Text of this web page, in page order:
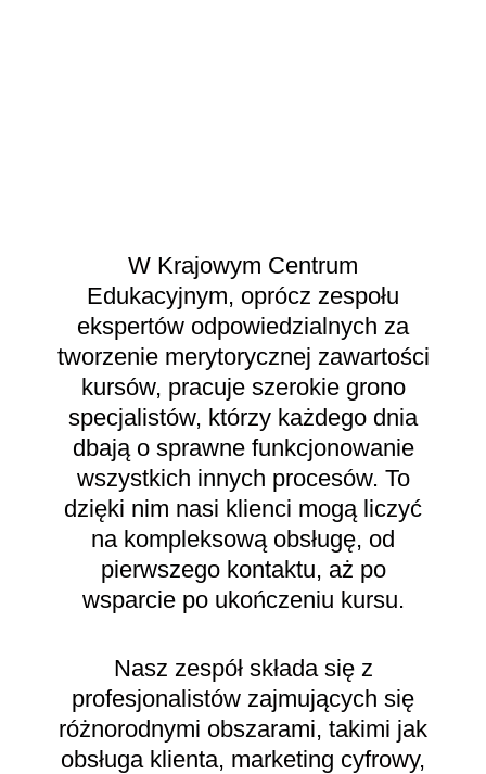
W Krajowym Centrum
Edukacyjnym, oprócz zespołu
ekspertów odpowiedzialnych za
tworzenie merytorycznej zawartości
kursów, pracuje szerokie grono
specjalistów, którzy każdego dnia
dbają o sprawne funkcjonowanie
wszystkich innych procesów. To
dzięki nim nasi klienci mogą liczyć
na kompleksową obsługę, od
pierwszego kontaktu, aż po
wsparcie po ukończeniu kursu.
Nasz zespół składa się z
profesjonalistów zajmujących się
różnorodnymi obszarami, takimi jak
obsługa klienta, marketing cyfrowy,